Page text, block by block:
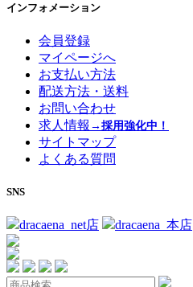
インフォメーション
会員登録
マイページへ
お支払い方法
配送方法・送料
お問い合わせ
求人情報 →採用強化中！
サイトマップ
よくある質問
SNS
dracaena_net店 dracaena_本店